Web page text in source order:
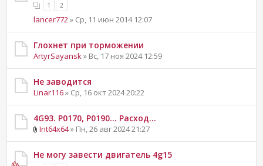
1 2
lancer772 » Ср, 11 июн 2014 12:07
Глохнет при торможении
ArtyrSayansk » Вс, 17 ноя 2024 12:59
Не заводится
Linar116» Ср, 16 окт 2024 20:22
4G93. P0170, P0190... Расход...
Int64x64» Пн, 26 авг 2024 21:27
Не могу завести двигатель 4g15